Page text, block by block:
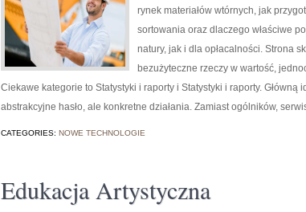
rynek materiałów wtórnych, jak
sortowania oraz dlaczego właściwe
natury, jak i dla opłacalności. Strona
bezużyteczne rzeczy w wartość,
Ciekawe kategorie to Statystyki i raporty i Statystyki i raporty.
abstrakcyjne hasło, ale konkretne działania. Zamiast ogólników,
CATEGORIES: NOWE TECHNOLOGIE
Edukacja Artystyczna